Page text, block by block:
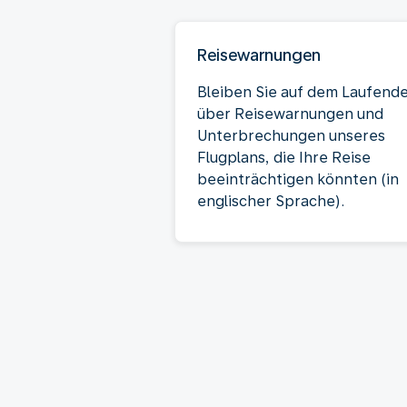
Reisewarnungen
Bleiben Sie auf dem
über Reisewarnungen und
Unterbrechungen unseres
Flugplans, die Ihre Reise
beeinträchtigen könnten (in
englischer Sprache).